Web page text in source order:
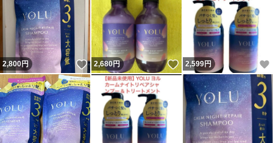
2,800円 いいね！
2,680円 いいね！
2,599円